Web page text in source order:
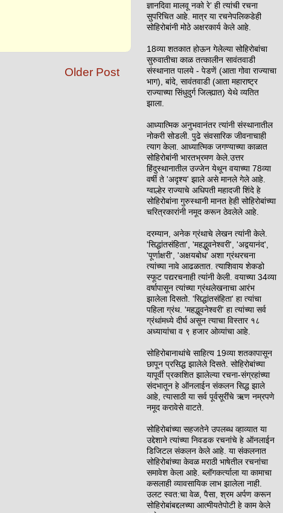
Older Post
ज्ञानदिवा मालवू नको रे’ ही त्यांची रचना
सुपरिचित आहे. मात्र या रचनेपलिकडेही
सोहिरोबांनी मोठे अक्षरकार्य केले आहे.
18व्या शतकात होऊन गेलेल्या सोहिरोबांचा
सुरुवातीचा काळ तत्कालीन सावंतवाडी
संस्थानात पालये - पेडणें (आता गोवा राज्याचा
भाग), बांदे, सावंतवाडी (आता महाराष्ट्र
राज्याच्या सिंधुदुर्ग जिल्ह्यात) येथे व्यतित
झाला.
आध्यात्मिक अनुभवानंतर त्यांनी संस्थानातील
नोकरी सोडली. पुढे संवसारिक जीवनाचाही
त्याग केला. आध्यात्मिक जगण्याच्या काळात
सोहिरोबांनी भारतभ्रमण केले.उत्तर
हिंदुस्थानातील उज्जेन येथून वयाच्या 78व्या
वर्षी ते 'अदृश्य' झाले असे मानले गेले आहे.
ग्वाल्हेर राज्याचे अधिपती महादजी शिंदे हे
सोहिरोबांना गुरुस्थानी मानत हेही सोहिरोबांच्या
चरित्रकारांनी नमूद करून ठेवलेले आहे.
दरम्यान, अनेक ग्रंथाचे लेखन त्यांनी केले.
'सिद्धांतसंहिता', 'महद्भुवनेश्‍वरी', 'अद्वयानंद',
'पूर्णाक्षरी', 'अक्षयबोध' अशा ग्रंथरचना
त्यांच्या नावे आढळतात. त्याशिवाय शेकडो
स्फूट पद्यरचनाही त्यांनी केली. वयाच्या 34व्या
वर्षापासून त्यांच्या ग्रंथलेखनाचा आरंभ
झालेला दिसतो. 'सिद्धांतसंहिता' हा त्यांचा
पहिला ग्रंथ. 'महद्भूवनेश्वरी' हा त्यांच्या सर्व
ग्रंथांमध्ये दीर्घ असून त्याचा विस्तार १८
अध्यायांचा व ९ हजार ओव्यांचा आहे.
सोहिरोबानाथांचे साहित्य 19व्या शतकापासून
छापून प्रसिद्ध झालेले दिसते. सोहिरोबांच्या
यापूर्वी प्रकाशित झालेल्या रचना-संग्रहांच्या
संदभातून हे ऑनलाईन संकलन सिद्ध झाले
आहे, त्यासाठी या सर्व पूर्वसूरींचे ऋण नम्रपणे
नमूद करावेसे वाटते.
सोहिरोबांच्या सहजतेने उपलब्ध व्हाव्यात या
उद्देशाने त्यांच्या निवडक रचनांचे हे ऑनलाईन
डिजिटल संकलन केले आहे. या संकलनात
सोहिरोबांच्या केवळ मराठी भाषेतील रचनांचा
समावेश केला आहे. ब्लॉगकर्त्याला या कामाचा
कसलाही व्यावसायिक लाभ झालेला नाही.
उलट स्वत:चा वेळ, पैसा, श्रम अर्पण करून
सोहिरोबांबद्दलच्या आत्मीयतेपोटी हे काम केले